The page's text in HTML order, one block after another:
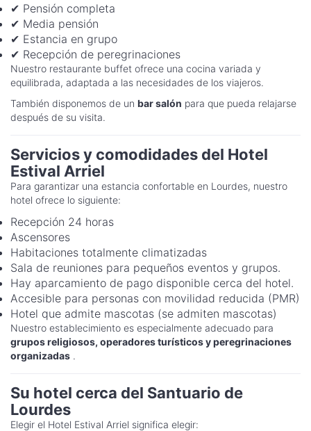
✔ Pensión completa
✔ Media pensión
✔ Estancia en grupo
✔ Recepción de peregrinaciones
Nuestro restaurante buffet ofrece una cocina variada y
equilibrada, adaptada a las necesidades de los viajeros.
También disponemos de un bar salón para que pueda relajarse
después de su visita.
Servicios y comodidades del Hotel
Estival Arriel
Para garantizar una estancia confortable en Lourdes, nuestro
hotel ofrece lo siguiente:
Recepción 24 horas
Ascensores
Habitaciones totalmente climatizadas
Sala de reuniones para pequeños eventos y grupos.
Hay aparcamiento de pago disponible cerca del hotel.
Accesible para personas con movilidad reducida (PMR)
Hotel que admite mascotas (se admiten mascotas)
Nuestro establecimiento es especialmente adecuado para
grupos religiosos, operadores turísticos y peregrinaciones
organizadas .
Su hotel cerca del Santuario de
Lourdes
Elegir el Hotel Estival Arriel significa elegir: